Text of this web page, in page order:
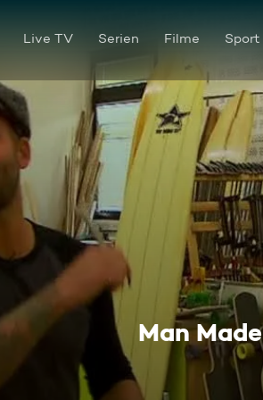
Live TV Serien Filme Sport
Man Made